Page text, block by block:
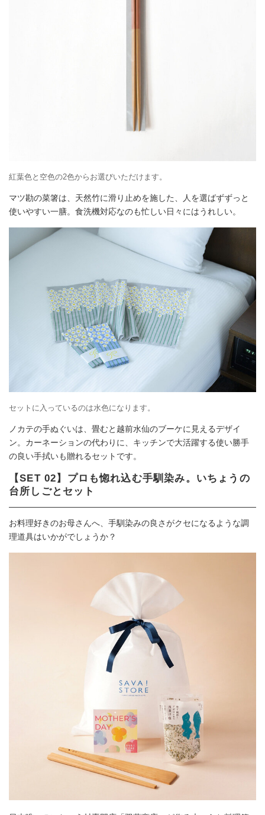
紅葉色と空色の2色からお選びいただけます。
マツ勘の菜箸は、天然竹に滑り止めを施した、人を選ばずずっと
使いやすい一膳。食洗機対応なのも忙しい日々にはうれしい。
セットに入っているのは水色になります。
ノカテの手ぬぐいは、畳むと越前水仙のブーケに見えるデザイ
ン。カーネーションの代わりに、キッチンで大活躍する使い勝手
の良い手拭いも贈れるセットです。
【SET 02】プロも惚れ込む手馴染み。いちょうの
台所しごとセット
お料理好きのお母さんへ、手馴染みの良さがクセになるような調
理道具はいかがでしょうか？